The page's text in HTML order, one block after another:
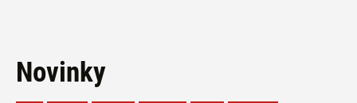
Novinky